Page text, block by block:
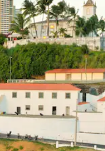
arriba y hacia abajo